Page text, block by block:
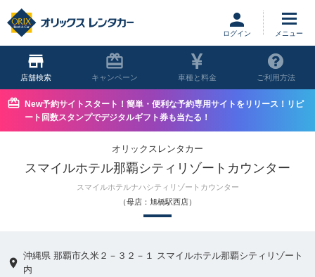
ログイン
店舗 キャンペーン 車種と料金 ご利用方法
New予約サイトスタート！簡単・便利な予約専用サイトをリリース！リピ
ート回数スタンプでデジタルギフト券も当たる！
オリックスレンタカー
スマイルホテル那覇シティリゾートカウンター
スマイルホテルナハシティリゾートカウンター
（母店：旭橋駅西店）
沖縄県 那覇市久米２－３２－１ スマイルホテル那覇シティリゾート
内